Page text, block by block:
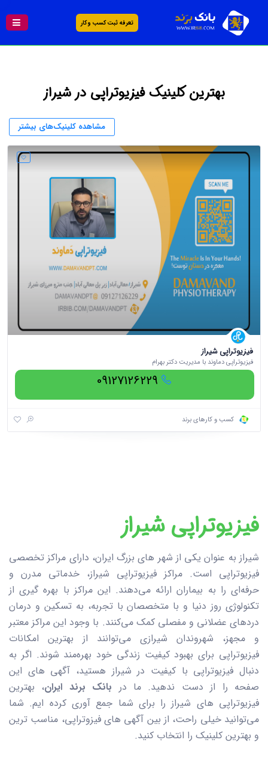
تعرفه ثبت کسب و کار
بهترین کلینیک فیزیوتراپی در شیراز
مشاهده کلینیک‌های بیشتر
فیزیوتراپی شیراز
فیزیوتراپی دماوند با مدیریت دکتر بهرام
09127126229
کسب و کارهای برند
فیزیوتراپی شیراز
شیراز به عنوان یکی از شهر های بزرگ ایران، دارای مراکز تخصصی
فیزیوتراپی است. مراکز فیزیوتراپی شیراز، خدماتی مدرن و
حرفه‌ای را به بیماران ارائه می‌دهند. این مراکز با بهره گیری از
تکنولوژی روز دنیا و با متخصصان با تجربه، به تسکین و درمان
دردهای عضلانی و مفصلی کمک می‌کنند. با وجود این مراکز معتبر
و مجهز، شهروندان شیرازی می‌توانند از بهترین امکانات
فیزیوتراپی برای بهبود کیفیت زندگی خود بهره‌مند شوند. اگر به
دنبال فیزیوتراپی با کیفیت در شیراز هستید، آگهی های این
صفحه را از دست ندهید. ما در بانک برند ایران، بهترین
فیزیوتراپی های شیراز را برای شما جمع آوری کرده ایم. شما
می‌توانید خیلی راحت، از بین آگهی های فیزوتراپی، مناسب ترین
و بهترین کلینیک را انتخاب کنید.